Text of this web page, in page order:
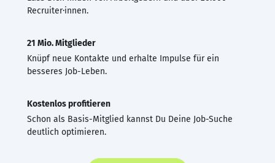
Recruiter·innen.
21 Mio. Mitglieder
Knüpf neue Kontakte und erhalte Impulse für ein
besseres Job-Leben.
Kostenlos profitieren
Schon als Basis-Mitglied kannst Du Deine Job-Suche
deutlich optimieren.